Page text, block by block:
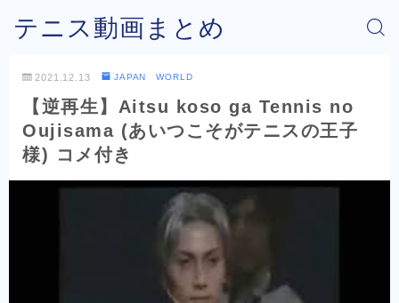
テニス動画まとめ
2021.12.13 JAPAN WORLD
【逆再生】Aitsu koso ga Tennis no
Oujisama (あいつこそがテニスの王子
様) コメ付き